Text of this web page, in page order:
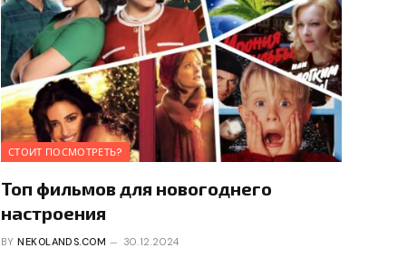
СТОИТ ПОСМОТРЕТЬ?
Топ фильмов для новогоднего
настроения
BY NEKOLANDS.COM 30.12.2024